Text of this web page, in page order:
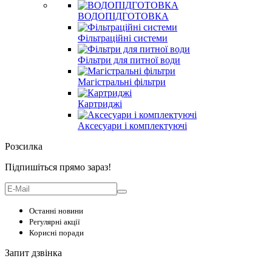
ВОДОПІДГОТОВКА
Фільтраційні системи
Фільтри для питної води
Магістральні фільтри
Картриджі
Аксесуари і комплектуючі
Розсилка
Підпишіться прямо зараз!
Останні новини
Регулярні акції
Корисні поради
Запит дзвінка